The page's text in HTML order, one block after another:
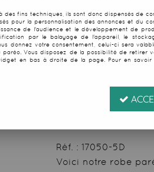
Robe
TTC
Valable jusqu'à
Réf. : 17050-5D
Voici notre robe
des fins techniques, ils sont donc dispensés de
pour la personnalisation des annonces et du
de l'audience et le développement de
par le balayage de l'appareil, le
donnez votre consentement, celui-ci sera
Vous disposez de la possibilité de retirer
en bas à droite de la page. Pour en savoir